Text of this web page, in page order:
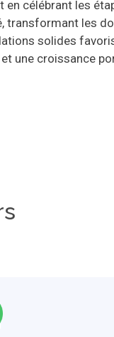
en célébrant les
transformant les
solides
une croissance